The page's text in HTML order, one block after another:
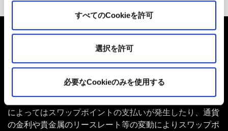
すべてのCookieを許可
選択を許可
必要なCookieのみを使用する
【重要事項及びリスク開示】
■外国為替証拠金取引は各通貨の価格を、貴金属証拠金取
引は各貴金属の価格を指標とし、それらの変動に対する予
測を誤った場合等に損失が発生します。また、売買の状況
によってはスワップポイントの支払いが発生したり、通貨
の金利や貴金属のリースレート等の変動によりスワップポ